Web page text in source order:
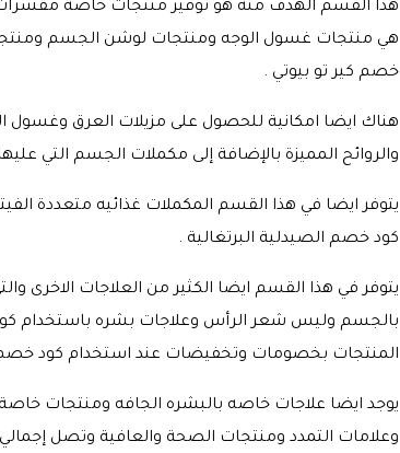
هذا القسم الهدف منه هو توفير منتجات خاصة
هي منتجات غسول الوجه ومنتجات لوشن الجسم
خصم كير تو بيوتي .
هناك ايضا امكانية للحصول على مزيلات العرق وغسول
والروائح المميزة بالإضافة إلى مكملات الجسم التي
يتوفر ايضا في هذا القسم المكملات غذائيه متعددة
كود خصم الصيدلية البرتغالية .
يتوفر في هذا القسم ايضا الكثير من العلاجات
المنتجات بخصومات وتخفيضات عند استخدام كود خصم
يوجد ايضا علاجات خاصه بالبشره الجافه ومنتجات